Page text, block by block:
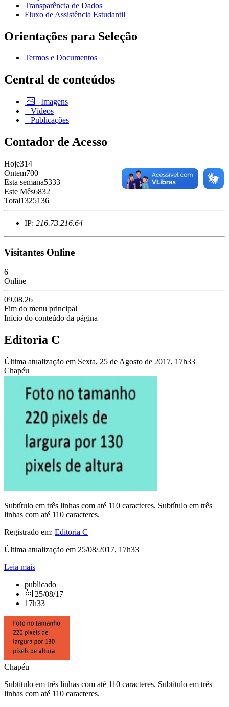
Transparência de Dados
Fluxo de Assistência Estudantil
Orientações para Seleção
Termos e Documentos
Central de conteúdos
Imagens
Vídeos
Publicações
Contador de Acesso
Hoje314
Ontem700
Esta semana5333
Este Mês6832
Total1325136
IP: 216.73.216.64
Visitantes Online
6
Online
09.08.26
Fim do menu principal
Início do conteúdo da página
Editoria C
Última atualização em Sexta, 25 de Agosto de 2017, 17h33
Chapéu
Subtítulo em três linhas com até 110 caracteres. Subtítulo em três
linhas com até 110 caracteres.
Registrado em: Editoria C
Última atualização em 25/08/2017, 17h33
Leia mais
publicado
25/08/17
17h33
Chapéu
Subtítulo em três linhas com até 110 caracteres. Subtítulo em três
linhas com até 110 caracteres.